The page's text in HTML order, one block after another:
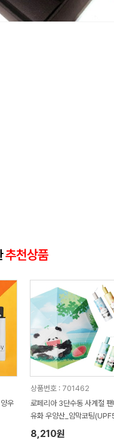
추천상품
우
상품번호 : 701462
로페리아 3단수동 사계절 팬
유화 우양산_암막코팅(UPF50
+)
8,210원